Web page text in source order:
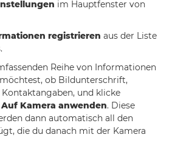
im Hauptfenster von
registrieren aus der Liste
Reihe von Informationen
möchtest, ob Bildunterschrift,
und klicke
Auf Kamera anwenden. Diese
dann automatisch all den
die du danach mit der Kamera